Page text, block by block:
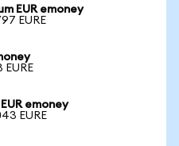
EUR emoney
EURE
EURE
emoney
EURE